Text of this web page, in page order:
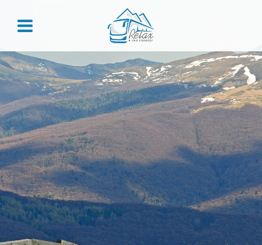
ZALOGUJ
Zaloguj
Nie pamiętasz hasła?
REJESTRACJA
Załóż konto, aby skorzystać z przywilejów dla stałych
klientów:
Historia zamówień
Przegląd danych
Rabaty grupowe